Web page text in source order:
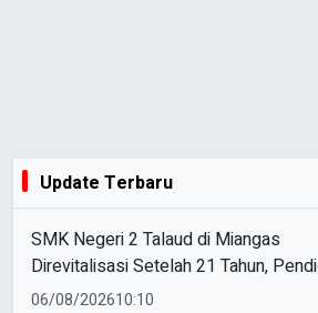
Update Terbaru
SMK Negeri 2 Talaud di Miangas
Direvitalisasi Setelah 21 Tahun,
3T Makin Berkualitas
06/08/202610:10